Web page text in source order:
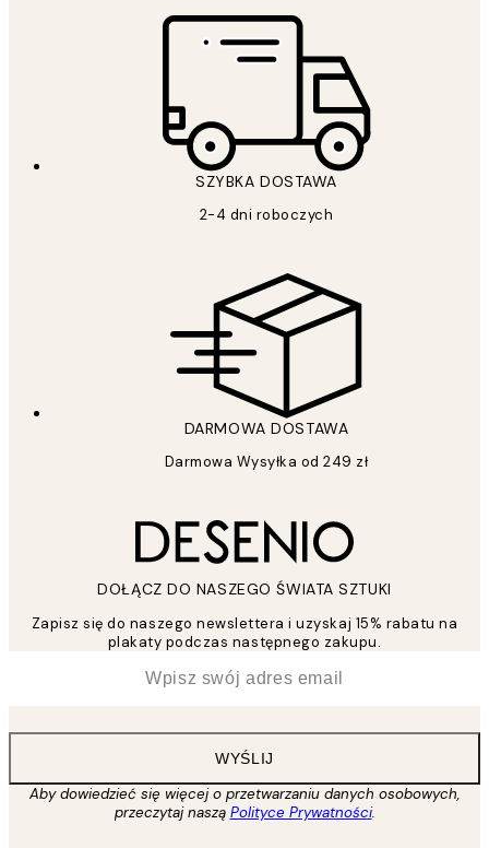
SZYBKA DOSTAWA
2-4 dni roboczych
DARMOWA DOSTAWA
Darmowa Wysyłka od 249 zł
DOŁĄCZ DO NASZEGO ŚWIATA SZTUKI
Zapisz się do naszego newslettera i uzyskaj 15% rabatu na
plakaty podczas następnego zakupu.
WYŚLIJ
Aby dowiedzieć się więcej o przetwarzaniu danych osobowych,
przeczytaj naszą Polityce Prywatności.